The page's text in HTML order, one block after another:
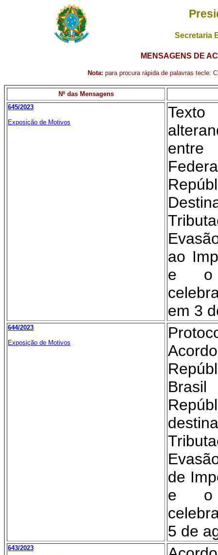
Secretaria
MENSAGENS DE
Nota: para procura rápida de palavras tecle:
Nº das Mensagens
645/2023
Exposição de Motivos
ao
e o
em 3
644/2023
Exposição de Motivos
de
e o
5 de
643/2023